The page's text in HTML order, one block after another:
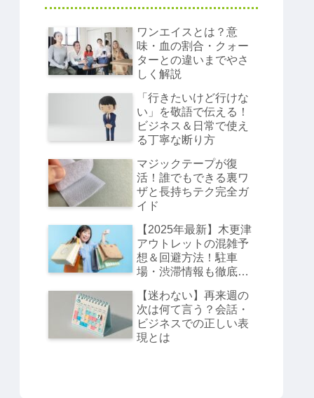
ワンエイスとは？意
味・血の割合・クォー
ターとの違いまでやさ
しく解説
「行きたいけど行けな
い」を敬語で伝える！
ビジネス＆日常で使え
る丁寧な断り方
マジックテープが復
活！誰でもできる裏ワ
ザと長持ちテク完全ガ
イド
【2025年最新】木更津
アウトレットの混雑予
想＆回避方法！駐車
場・渋滞情報も徹底解
【迷わない】再来週の
次は何て言う？会話・
ビジネスでの正しい表
現とは